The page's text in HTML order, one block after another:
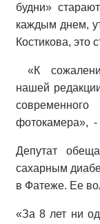
будни»
каждым днем,
Костикова, это
«К
нашей
фотокамера», -
Депутат
сахарным
в Фатеже. Ее
«За 8 лет ни